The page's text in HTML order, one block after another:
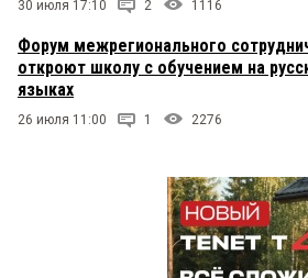
30 июля 17:10 2 1116
Форум межрегионального
откроют школу с обучением на
языках
26 июля 11:00 1 2276